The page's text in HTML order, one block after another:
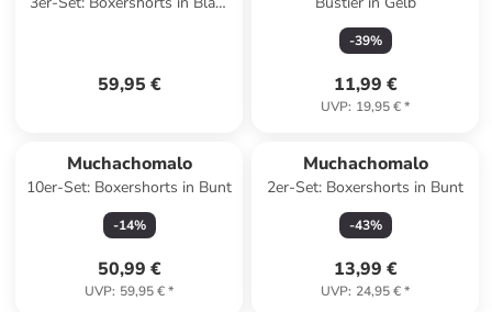
59,95 €
-39%
11,99 €
UVP: 19,95 €*
Muchachomalo
10er-Set: Boxershorts in Bunt
-14%
50,99 €
UVP: 59,95 €*
Muchachomalo
2er-Set: Boxershorts in Bunt
-43%
13,99 €
UVP: 24,95 €*